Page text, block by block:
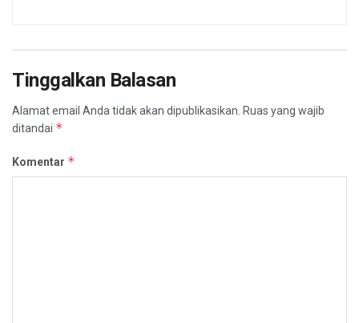
Tinggalkan Balasan
Alamat email Anda tidak akan dipublikasikan. Ruas yang wajib
ditandai *
Komentar *